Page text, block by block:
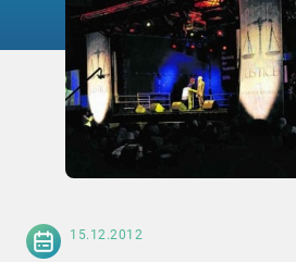
15.12.2012